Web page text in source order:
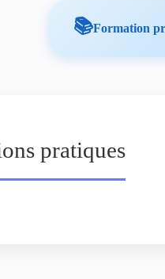
📚Formation
pratiques